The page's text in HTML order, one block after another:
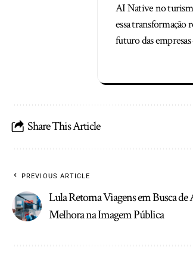
AI Native no
essa transformação
futuro das
Share This Article
PREVIOUS ARTICLE
Lula Retoma Viagens em Busca
Melhora na Imagem Pública